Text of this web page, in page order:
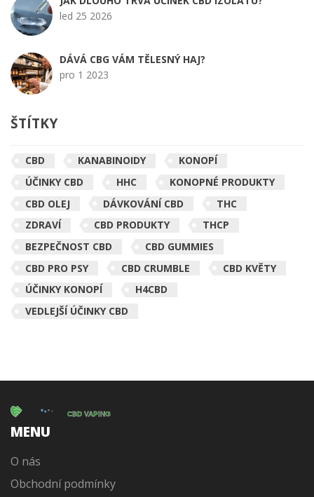
led 25 2026
DÁVÁ CBG VÁM TĚLESNÝ HAJ?
pro 1 2023
ŠTÍTKY
CBD KANABINOIDY
KONOPÍ
ÚČINKY CBD
HHC
KONOPNÉ PRODUKTY
CBD OLEJ
DÁVKOVÁNÍ CBD
THC
ZDRAVÍ
CBD PRODUKTY
THCP
BEZPEČNOST CBD
CBD GUMMIES
CBD PRO PSY
CBD CRUMBLE
CBD KVĚTY
ÚČINKY KONOPÍ
H4CBD
VEDLEJŠÍ ÚČINKY CBD
MENU
O nás
Obchodní podmínky